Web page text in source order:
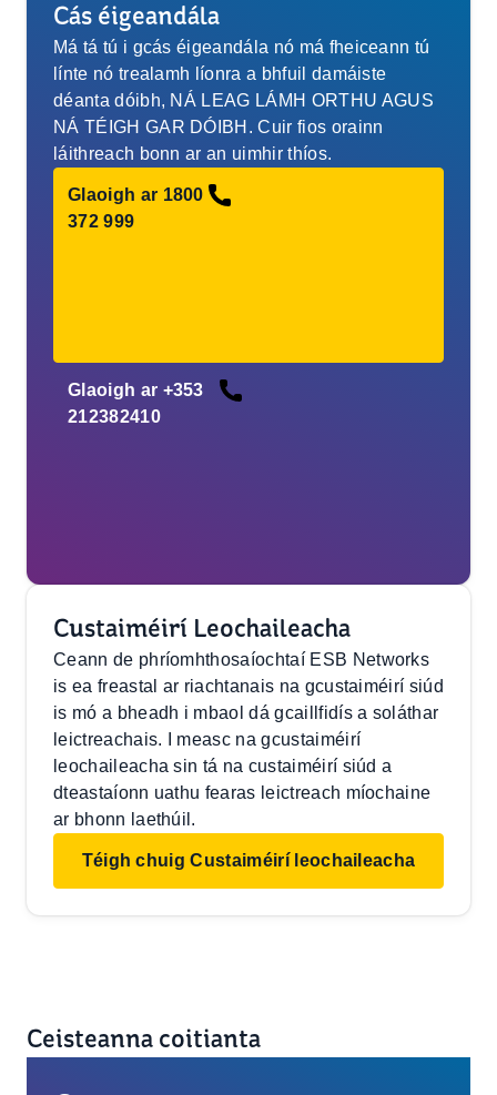
Cás éigeandála
Má tá tú i gcás éigeandála nó má fheiceann tú
línte nó trealamh líonra a bhfuil damáiste
déanta dóibh, NÁ LEAG LÁMH ORTHU AGUS
NÁ TÉIGH GAR DÓIBH. Cuir fios orainn
láithreach bonn ar an uimhir thíos.
Glaoigh ar 1800
372 999
Glaoigh ar +353
212382410
Custaiméirí Leochaileacha
Ceann de phríomhthosaíochtaí ESB Networks
is ea freastal ar riachtanais na gcustaiméirí siúd
is mó a bheadh i mbaol dá gcaillfidís a soláthar
leictreachais. I measc na gcustaiméirí
leochaileacha sin tá na custaiméirí siúd a
dteastaíonn uathu fearas leictreach míochaine
ar bhonn laethúil.
Téigh chuig Custaiméirí leochaileacha
Ceisteanna coitianta